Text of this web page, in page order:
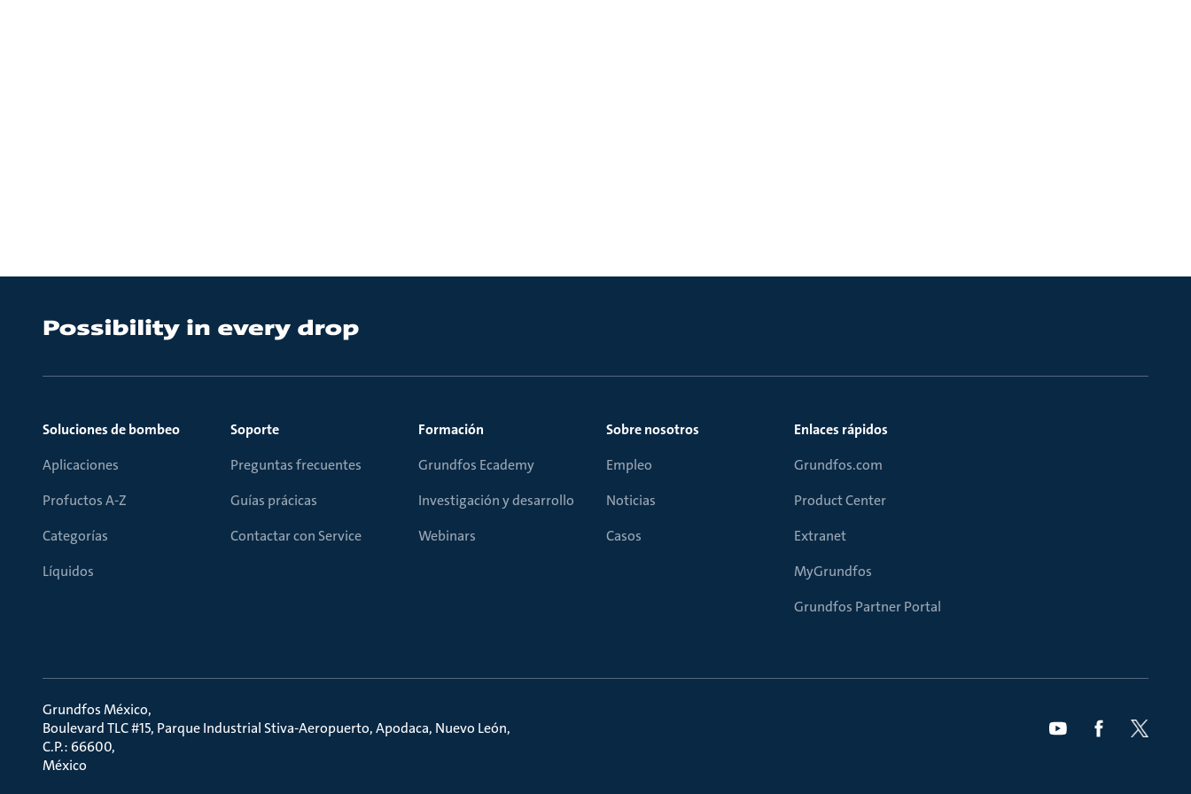
Soluciones de bombeo
Aplicaciones
Profuctos A-Z
Categorías
Líquidos
Soporte
Preguntas frecuentes
Guías prácicas
Contactar con Service
Formación
Grundfos Ecademy
Investigación y desarrollo
Webinars
Sobre nosotros
Empleo
Noticias
Casos
Enlaces rápidos
Grundfos.com
Product Center
Extranet
MyGrundfos
Grundfos Partner Portal
Grundfos México
Boulevard TLC #15, Parque Industrial Stiva-Aeropuerto, Apodaca, Nuevo León
C.P.: 66600
México